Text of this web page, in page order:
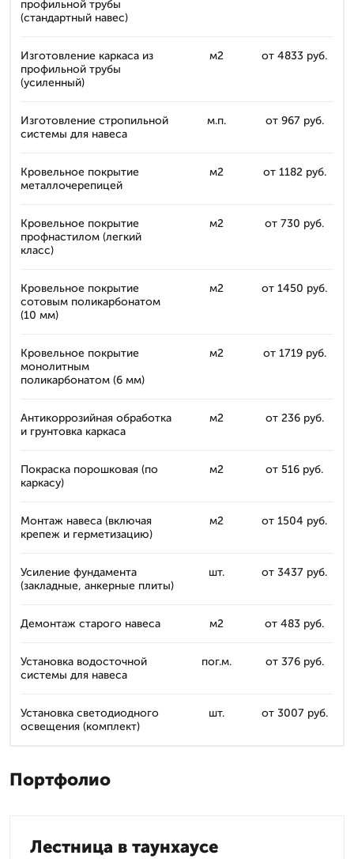
профильной трубы
(стандартный навес)
Изготовление каркаса из
профильной трубы
(усиленный)
м2 от 4833 руб.
Изготовление стропильной
системы для навеса
м.п. от 967 руб.
Кровельное покрытие
металлочерепицей
м2 от 1182 руб.
Кровельное покрытие
профнастилом (легкий
класс)
м2 от 730 руб.
Кровельное покрытие
сотовым поликарбонатом
(10 мм)
м2 от 1450 руб.
Кровельное покрытие
монолитным
поликарбонатом (6 мм)
м2 от 1719 руб.
Антикоррозийная обработка
и грунтовка каркаса
м2 от 236 руб.
Покраска порошковая (по
каркасу)
м2 от 516 руб.
Монтаж навеса (включая
крепеж и герметизацию)
м2 от 1504 руб.
Усиление фундамента
(закладные, анкерные плиты)
шт. от 3437 руб.
Демонтаж старого навеса м2 от 483 руб.
Установка водосточной
системы для навеса
пог.м. от 376 руб.
Установка светодиодного
освещения (комплект)
шт. от 3007 руб.
Портфолио
Лестница в таунхаусе